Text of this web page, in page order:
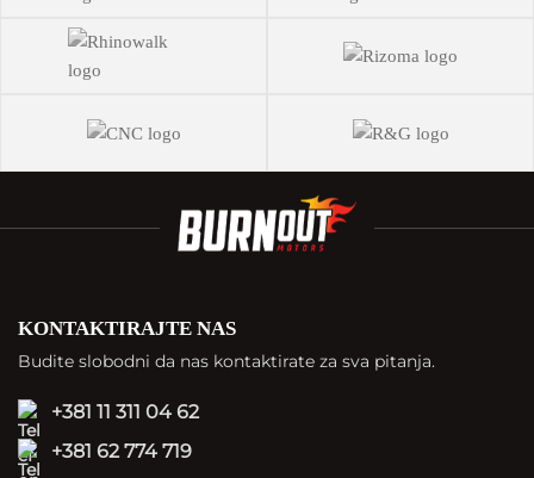
KONTAKTIRAJTE NAS
Budite slobodni da nas kontaktirate za sva pitanja.
+381 11 311 04 62
+381 62 774 719